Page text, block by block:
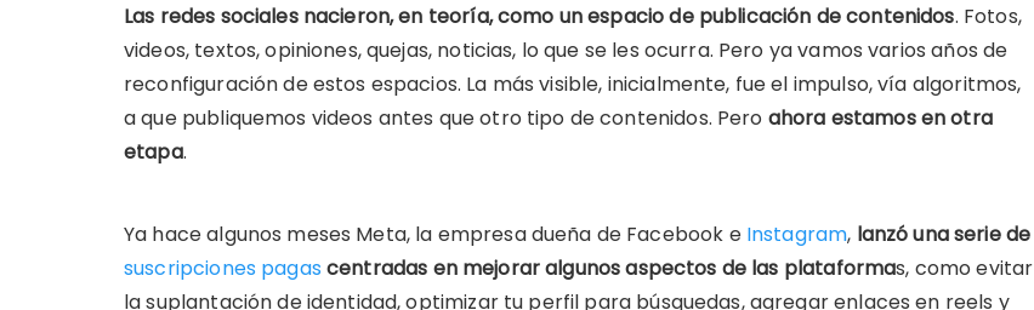
Las redes sociales nacieron, en teoría, como un espacio de publicación de contenidos. Fotos,
videos, textos, opiniones, quejas, noticias, lo que se les ocurra. Pero ya vamos varios años de
reconfiguración de estos espacios. La más visible, inicialmente, fue el impulso, vía algoritmos,
a que publiquemos videos antes que otro tipo de contenidos. Pero ahora estamos en otra
etapa.
Ya hace algunos meses Meta, la empresa dueña de Facebook e Instagram, lanzó una serie de
suscripciones pagas centradas en mejorar algunos aspectos de las plataformas, como evitar
la suplantación de identidad, optimizar tu perfil para búsquedas, agregar enlaces en reels y